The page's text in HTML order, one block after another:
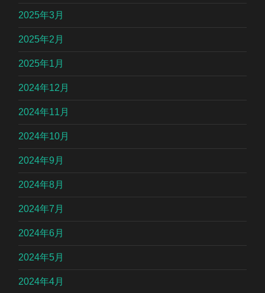
2025年3月
2025年2月
2025年1月
2024年12月
2024年11月
2024年10月
2024年9月
2024年8月
2024年7月
2024年6月
2024年5月
2024年4月